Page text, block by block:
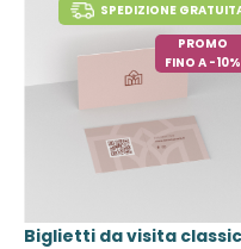
SPEDIZIONE
PROMO
FINO A -10%
Biglietti da visita